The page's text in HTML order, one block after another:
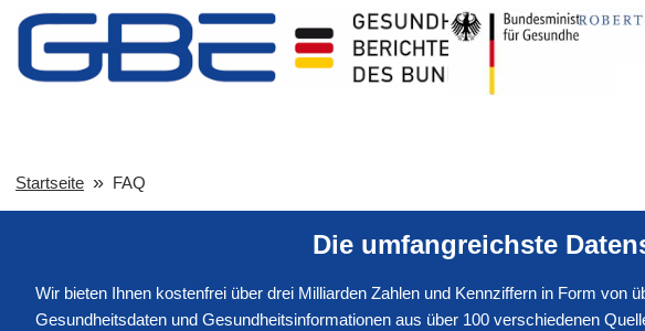
Startseite FAQ
Die umfangreichste
Wir bieten Ihnen kostenfrei über drei Milliarden Zahlen und Kennziffern in Form
Gesundheitsdaten und Gesundheitsinformationen aus über 100 verschiedenen